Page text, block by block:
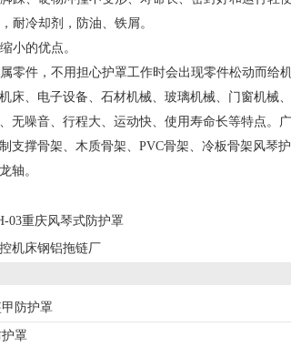
耐冷却剂，防油、铁屑。
小的优点。
零件，不用担心护罩工作时会出现零件松动而给
床、电子设备、石材机械、玻璃机械、门窗机械
无噪音、行程大、运动快、使用寿命长等特点。
支撑骨架、木质骨架、PVC骨架、冷板骨架风琴
轴。
03重庆风琴式防护罩
机床钢铝拖链厂
防护罩
罩